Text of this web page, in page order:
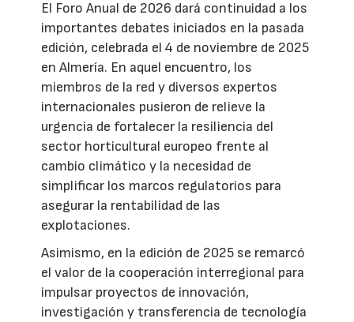
El Foro Anual de 2026 dará continuidad a los
importantes debates iniciados en la pasada
edición, celebrada el 4 de noviembre de 2025
en Almería. En aquel encuentro, los
miembros de la red y diversos expertos
internacionales pusieron de relieve la
urgencia de fortalecer la resiliencia del
sector horticultural europeo frente al
cambio climático y la necesidad de
simplificar los marcos regulatorios para
asegurar la rentabilidad de las
explotaciones.
Asimismo, en la edición de 2025 se remarcó
el valor de la cooperación interregional para
impulsar proyectos de innovación,
investigación y transferencia de tecnología